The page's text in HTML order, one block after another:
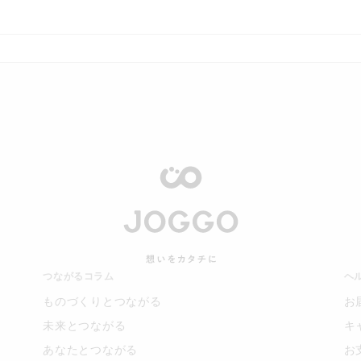
つながるコラム
ものづくりとつながる
未来とつながる
あなたとつながる
ヘ
お
キ
お